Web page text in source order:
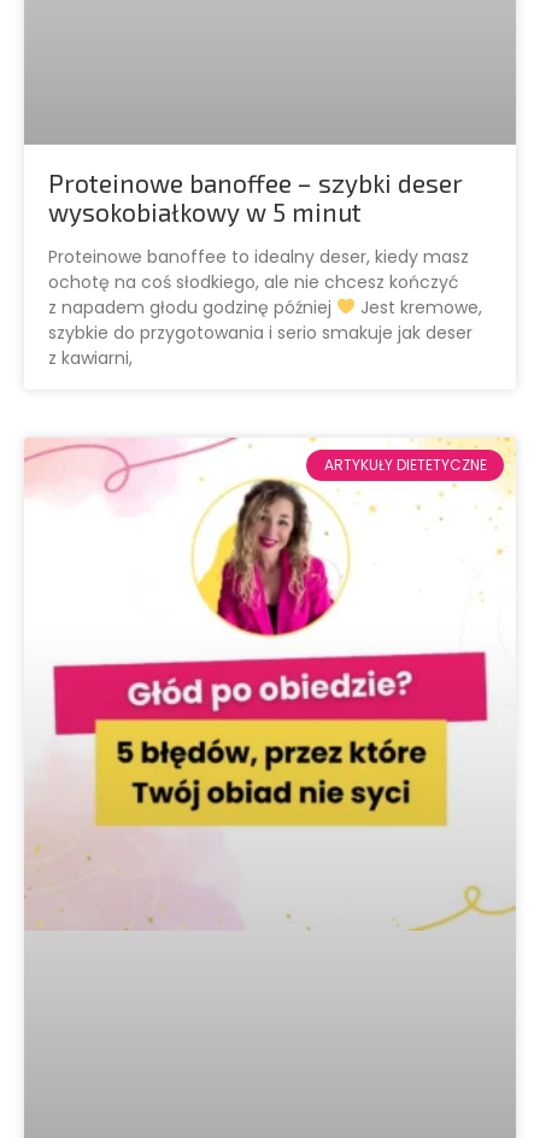
Proteinowe banoffee – szybki deser
wysokobiałkowy w 5 minut
Proteinowe banoffee to idealny deser, kiedy masz
ochotę na coś słodkiego, ale nie chcesz kończyć
z napadem głodu godzinę później
Jest kremowe,
szybkie do przygotowania i serio smakuje jak deser
z kawiarni,
ARTYKUŁY DIETETYCZNE